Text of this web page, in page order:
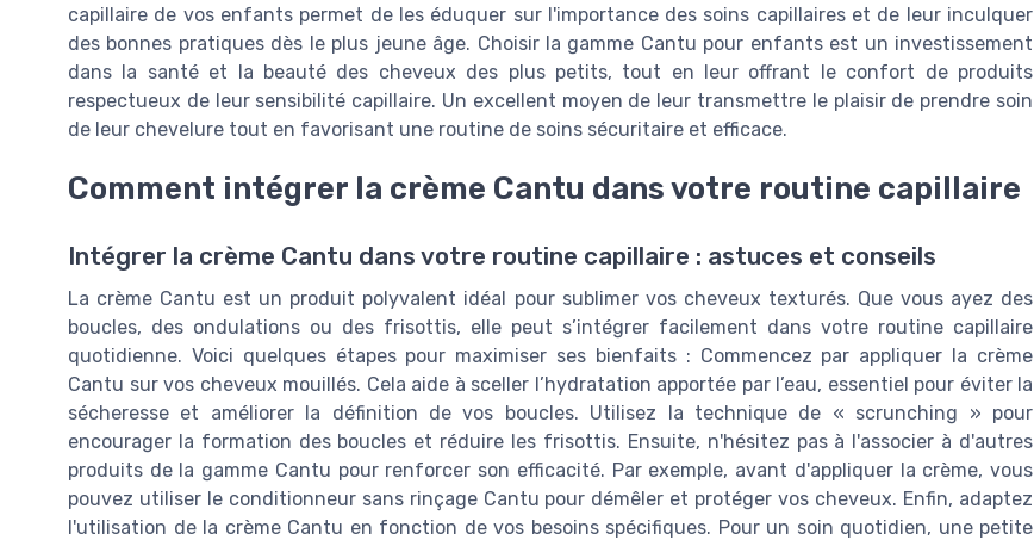
capillaire de vos enfants permet de les éduquer sur l'importance des soins capillaires et de leur inculquer
des bonnes pratiques dès le plus jeune âge. Choisir la gamme Cantu pour enfants est un investissement
dans la santé et la beauté des cheveux des plus petits, tout en leur offrant le confort de produits
respectueux de leur sensibilité capillaire. Un excellent moyen de leur transmettre le plaisir de prendre soin
de leur chevelure tout en favorisant une routine de soins sécuritaire et efficace.
Comment intégrer la crème Cantu dans votre routine capillaire
Intégrer la crème Cantu dans votre routine capillaire : astuces et conseils
La crème Cantu est un produit polyvalent idéal pour sublimer vos cheveux texturés. Que vous ayez des
boucles, des ondulations ou des frisottis, elle peut s’intégrer facilement dans votre routine capillaire
quotidienne. Voici quelques étapes pour maximiser ses bienfaits : Commencez par appliquer la crème
Cantu sur vos cheveux mouillés. Cela aide à sceller l’hydratation apportée par l’eau, essentiel pour éviter la
sécheresse et améliorer la définition de vos boucles. Utilisez la technique de « scrunching » pour
encourager la formation des boucles et réduire les frisottis. Ensuite, n'hésitez pas à l'associer à d'autres
produits de la gamme Cantu pour renforcer son efficacité. Par exemple, avant d'appliquer la crème, vous
pouvez utiliser le conditionneur sans rinçage Cantu pour démêler et protéger vos cheveux. Enfin, adaptez
l'utilisation de la crème Cantu en fonction de vos besoins spécifiques. Pour un soin quotidien, une petite